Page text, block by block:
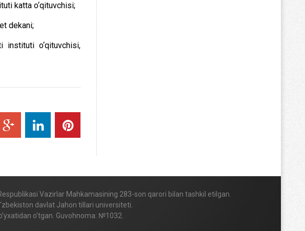
katta o‘qituvchisi;
dekani;
instituti o‘qituvchisi,
Vazirlar Mahkamasining 283-son qarori bilan tashkil etilgan.
davlat Jahon tillari universiteti.
o'tgan. Guvohnoma: №1032.